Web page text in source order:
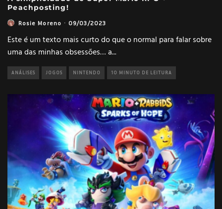
Peachposting!
Rosie Moreno · 09/03/2023
Este é um texto mais curto do que o normal para falar sobre
uma das minhas obsessões… a...
ANÁLISES JOGOS NINTENDO 10 MINUTO DE LEITURA